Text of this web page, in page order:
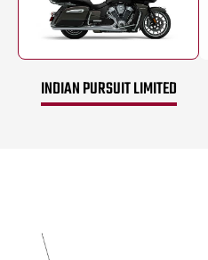
INDIAN PURSUIT LIMITED